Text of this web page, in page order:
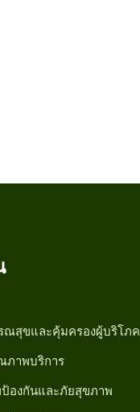
ณสุขและคุ้มครองผู้บริโภค
ภาพบริการ
องกันและภัยสุขภาพ